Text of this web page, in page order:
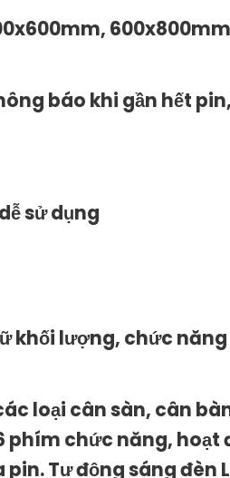
báo khi gần hết
sử dụng
khối lượng, chức
loại cân sàn, cân
phím chức năng, hoạt
Tự động sáng đèn